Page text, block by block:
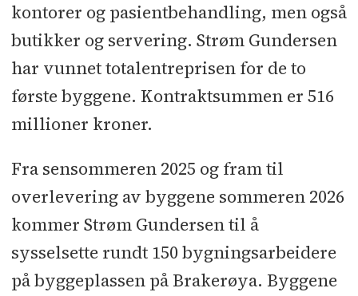
kontorer og pasientbehandling, men også
butikker og servering. Strøm Gundersen
har vunnet totalentreprisen for de to
første byggene. Kontraktsummen er 516
millioner kroner.
Fra sensommeren 2025 og fram til
overlevering av byggene sommeren 2026
kommer Strøm Gundersen til å
sysselsette rundt 150 bygningsarbeidere
på byggeplassen på Brakerøya. Byggene